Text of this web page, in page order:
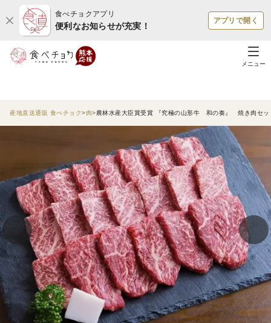
食べチョクアプリ
便利なお知らせが充実！
アプリで開く
メニュー
産地直送通販 食べチョク 肉 農林水産大臣賞受賞 『究極の山形牛 和の奏』 焼き肉セッ